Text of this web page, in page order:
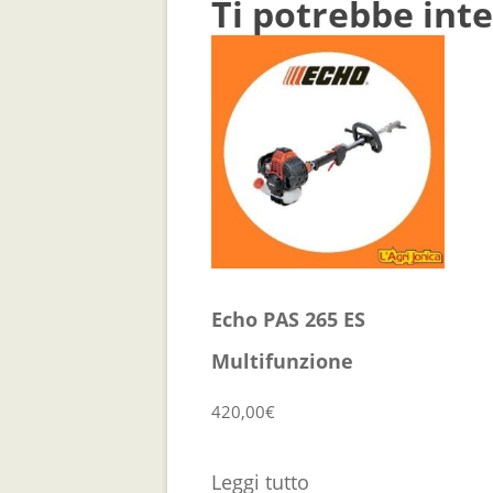
Ti potrebbe
Echo PAS 265 ES
Multifunzione
420,00€
Leggi tutto